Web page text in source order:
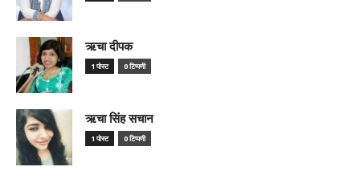
ऋचा दीपक
1 पोस्ट 0 टिप्पणी
ऋचा सिंह सचान
1 पोस्ट 0 टिप्पणी